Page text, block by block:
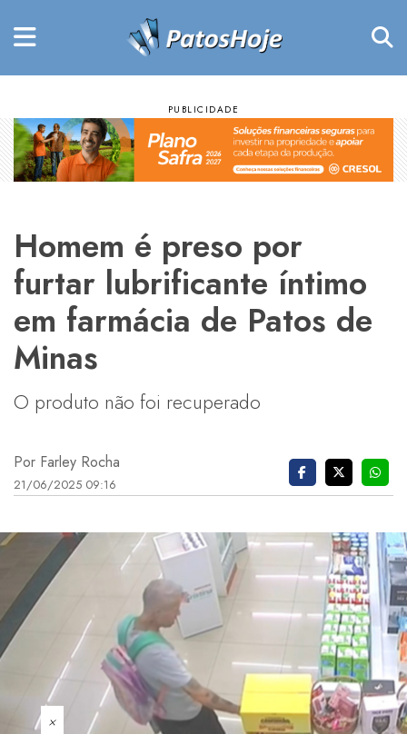
Homem é preso por
furtar lubrificante íntimo
em farmácia de Patos de
Minas
O produto não foi recuperado
Por Farley Rocha
21/06/2025 09:16
×